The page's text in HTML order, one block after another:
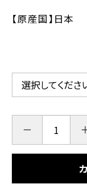
【原産国】日本